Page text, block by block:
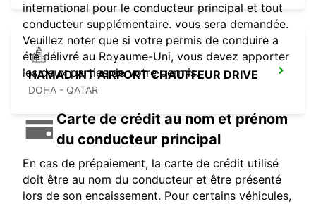
HAMAD INT AIRPORT CHAUFFEUR DRIVE
DOHA - QATAR
international pour le conducteur principal et tout
conducteur supplémentaire. vous sera demandée.
Veuillez noter que si votre permis de conduire a
été délivré au Royaume-Uni, vous devez apporter
les deux parties de votre permis.
Carte de crédit au nom et prénom
du conducteur principal
En cas de prépaiement, la carte de crédit utilisé
doit être au nom du conducteur et être présenté
lors de son encaissement. Pour certains véhicules,